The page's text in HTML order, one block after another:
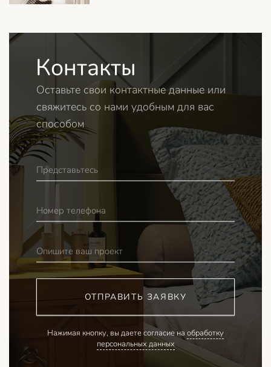
Контакты
Оставьте свои контактные данные или
свяжитесь со нами удобным для вас
способом
Представьтесь
Номер телефона
Опишите ваш проект
ОТПРАВИТЬ ЗАЯВКУ
Нажимая кнопку, вы даете согласие на обработку
персональных данных